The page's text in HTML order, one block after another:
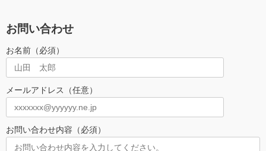
お問い合わせ
お名前（必須）
メールアドレス（任意）
お問い合わせ内容（必須）